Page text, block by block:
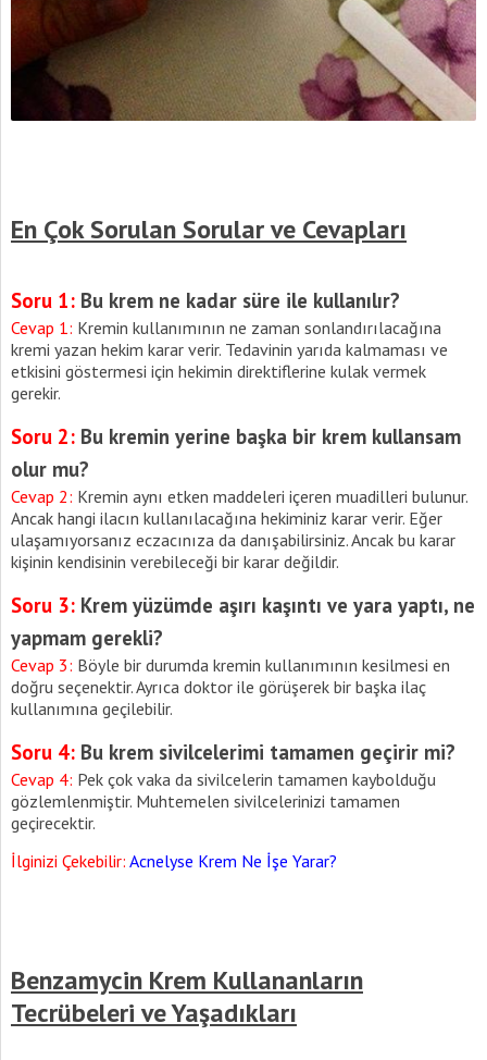
En Çok Sorulan Sorular ve Cevapları
Soru 1: Bu krem ne kadar süre ile kullanılır?
Cevap 1: Kremin kullanımının ne zaman sonlandırılacağına
kremi yazan hekim karar verir. Tedavinin yarıda kalmaması ve
etkisini göstermesi için hekimin direktiflerine kulak vermek
gerekir.
Soru 2: Bu kremin yerine başka bir krem kullansam
olur mu?
Cevap 2: Kremin aynı etken maddeleri içeren muadilleri bulunur.
Ancak hangi ilacın kullanılacağına hekiminiz karar verir. Eğer
ulaşamıyorsanız eczacınıza da danışabilirsiniz. Ancak bu karar
kişinin kendisinin verebileceği bir karar değildir.
Soru 3: Krem yüzümde aşırı kaşıntı ve yara yaptı, ne
yapmam gerekli?
Cevap 3: Böyle bir durumda kremin kullanımının kesilmesi en
doğru seçenektir. Ayrıca doktor ile görüşerek bir başka ilaç
kullanımına geçilebilir.
Soru 4: Bu krem sivilcelerimi tamamen geçirir mi?
Cevap 4: Pek çok vaka da sivilcelerin tamamen kaybolduğu
gözlemlenmiştir. Muhtemelen sivilcelerinizi tamamen
geçirecektir.
İlginizi Çekebilir: Acnelyse Krem Ne İşe Yarar?
Benzamycin Krem Kullananların
Tecrübeleri ve Yaşadıkları